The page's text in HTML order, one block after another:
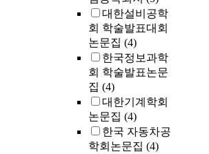
대한설비공학
회 학술발표대회
논문집 (4)
한국정보과학
회 학술발표논문
집 (4)
대한기계학회
논문집 (4)
한국 자동차공
학회논문집 (4)